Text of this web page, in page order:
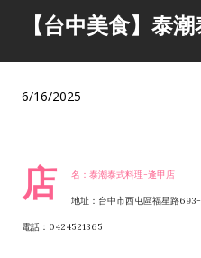
【台中美食】泰
6/16/2025
店 名：泰潮泰式料理-逢甲店
地址：台中市西屯區福星路
電話：0424521365